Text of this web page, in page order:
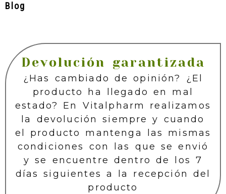
Blog
Devolución garantizada
¿Has cambiado de opinión? ¿El
producto ha llegado en mal
estado? En Vitalpharm realizamos
la devolución siempre y cuando
el producto mantenga las mismas
condiciones con las que se envió
y se encuentre dentro de los 7
días siguientes a la recepción del
producto